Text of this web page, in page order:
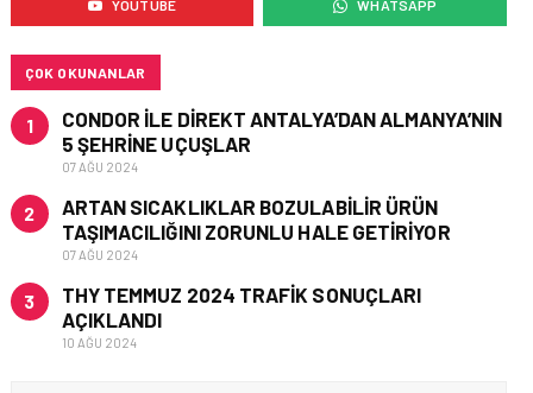
HAVACILIK GÖRÜNÜMÜ
YOUTUBE WHATSAPP
ÇOK OKUNANLAR
1
CONDOR ILE DIREKT ANTALYA’DAN ALMANYA’NIN
5 ŞEHRINE UÇUŞLAR
07 AĞU 2024
2
ARTAN SICAKLIKLAR BOZULABILIR ÜRÜN
TAŞIMACILIĞINI ZORUNLU HALE GETIRIYOR
07 AĞU 2024
3
THY TEMMUZ 2024 TRAFIK SONUÇLARI
AÇIKLANDI
10 AĞU 2024